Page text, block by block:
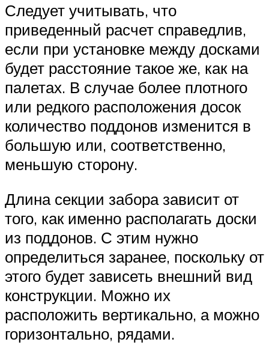
Следует учитывать, что
приведенный расчет справедлив,
если при установке между досками
будет расстояние такое же, как на
палетах. В случае более плотного
или редкого расположения досок
количество поддонов изменится в
большую или, соответственно,
меньшую сторону.
Длина секции забора зависит от
того, как именно располагать доски
из поддонов. С этим нужно
определиться заранее, поскольку от
этого будет зависеть внешний вид
конструкции. Можно их
расположить вертикально, а можно
горизонтально, рядами.